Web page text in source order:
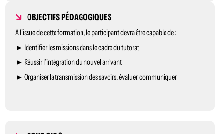
OBJECTIFS PÉDAGOGIQUES
A l'issue de cette formation, le participant devra être capable de :
► Identifier les missions dans le cadre du tutorat
► Réussir l’intégration du nouvel arrivant
► Organiser la transmission des savoirs, évaluer, communiquer